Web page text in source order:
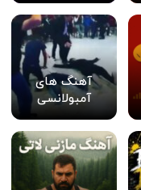
آهنگ های
آمبولانسی